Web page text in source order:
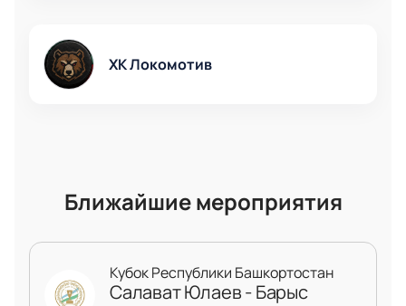
ХК Локомотив
Ближайшие мероприятия
Кубок Республики Башкортостан
Салават Юлаев - Барыс